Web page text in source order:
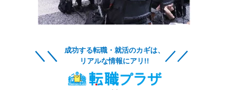
成功する転職・就活のカギは、
リアルな情報にアリ!!